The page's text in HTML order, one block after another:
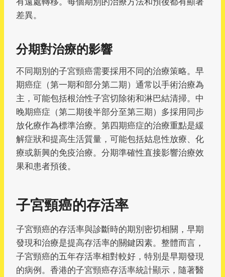
差異。
分期對治療的影響
不同期別的子宮頸癌需要採用不同的治療策略。早
期癌症（第一期和部分第二期）通常以手術治療為
主，可能包括根治性子宮切除術和淋巴結清掃。中
晚期癌症（第二期後半部分至第三期）多採用同步
放化療作為標準治療。第四期癌症的治療重點是緩
解症狀和提高生活質量，可能包括姑息性放療、化
療或新興的免疫治療。分期準確性直接影響治療效
果和患者預後。
子宮頸癌的存活率
子宮頸癌的存活率與診斷時的期別密切相關，早期
發現和治療是提高存活率的關鍵因素。整體而言，
子宮頸癌的五年存活率相對較好，特別是早期發現
的病例。香港的子宮頸癌存活率統計顯示，隨著醫